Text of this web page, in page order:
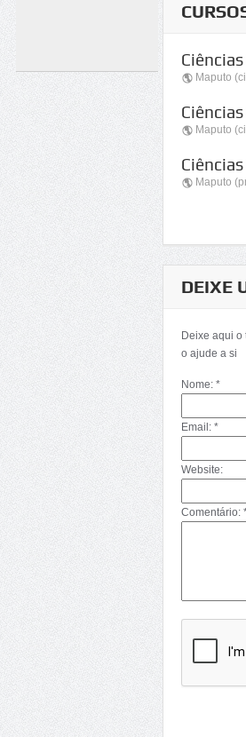
Maputo
Maputo
Maputo
DEIXE
Deixe aqui
o ajude a si
Nome: *
Email: *
Website:
Comentário: